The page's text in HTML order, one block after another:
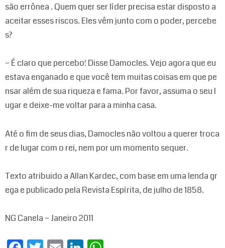
são errônea . Quem quer ser líder precisa estar disposto a
aceitar esses riscos. Eles vêm junto com o poder, percebe
s?
– É claro que percebo! Disse Damocles. Vejo agora que eu
estava enganado e que você tem muitas coisas em que pe
nsar além de sua riqueza e fama. Por favor, assuma o seu l
ugar e deixe-me voltar para a minha casa.
Até o fim de seus dias, Damocles não voltou a querer troca
r de lugar com o rei, nem por um momento sequer.
Texto atribuido a Allan Kardec, com base em uma lenda gr
ega e publicado pela Revista Espírita, de julho de 1858.
NG Canela – Janeiro 2011